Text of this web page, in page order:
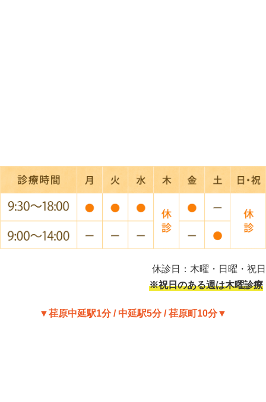
休診日：木曜・日曜・祝日
※祝日のある週は木曜診療
▼荏原中延駅1分 / 中延駅5分 / 荏原町10分▼